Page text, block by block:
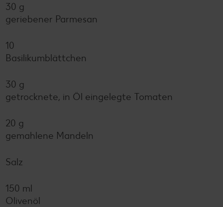
30 g
geriebener Parmesan
10
Basilikumblättchen
30 g
getrocknete, in Öl eingelegte Tomaten
20 g
gemahlene Mandeln
Salz
150 ml
Olivenöl